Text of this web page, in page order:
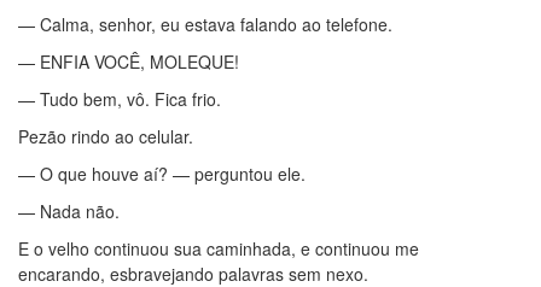
— Calma, senhor, eu estava falando ao telefone.
— ENFIA VOCÊ, MOLEQUE!
— Tudo bem, vô. Fica frio.
Pezão rindo ao celular.
— O que houve aí? — perguntou ele.
— Nada não.
E o velho continuou sua caminhada, e continuou me
encarando, esbravejando palavras sem nexo.